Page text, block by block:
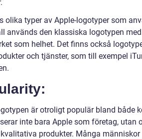
olika typer av Apple-logotyper som
används den klassiska logotypen
som helhet. Det finns också
och tjänster, som till exempel
är otroligt populär bland både
inte bara Apple som företag, utan
produkter. Många